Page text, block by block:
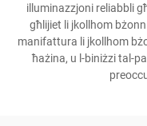
illuminazzjoni reliabbli
għlijiet li jkollhom
manifattura li jkollhom
ħażina, u l-biniżzi tal-